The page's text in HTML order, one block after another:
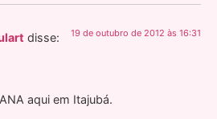
disse: 19 de outubro de 2012 às 16:31
aqui em Itajubá.